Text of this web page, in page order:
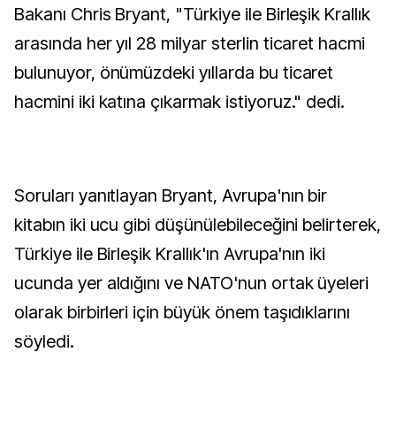
Bakanı Chris Bryant, "Türkiye ile Birleşik Krallık
arasında her yıl 28 milyar sterlin ticaret hacmi
bulunuyor, önümüzdeki yıllarda bu ticaret
hacmini iki katına çıkarmak istiyoruz." dedi.
Soruları yanıtlayan Bryant, Avrupa'nın bir
kitabın iki ucu gibi düşünülebileceğini belirterek,
Türkiye ile Birleşik Krallık'ın Avrupa'nın iki
ucunda yer aldığını ve NATO'nun ortak üyeleri
olarak birbirleri için büyük önem taşıdıklarını
söyledi.